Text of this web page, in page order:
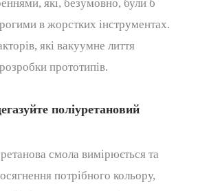
які, безумовно, були б
в жорстких інструментах.
які вакуумне лиття
прототипів.
поліуретановий
смола вимірюється та
потрібного кольору,